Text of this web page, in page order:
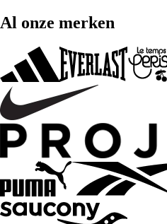
Al onze merken